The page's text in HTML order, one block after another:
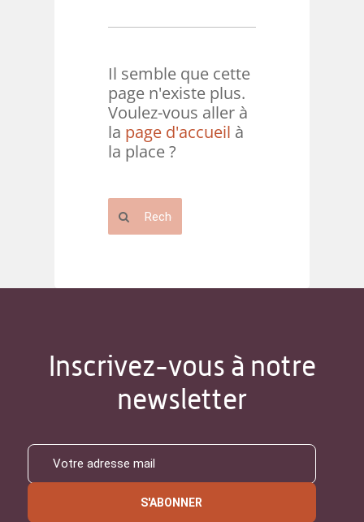
Il semble que cette
page n'existe plus.
Voulez-vous aller à
la page d'accueil à
la place ?
Inscrivez-vous à notre
newsletter
S'ABONNER